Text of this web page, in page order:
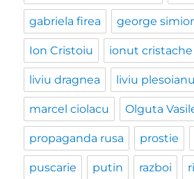
gabriela firea george
Ion Cristoiu ionut cristache
liviu dragnea liviu plesoianu
marcel ciolacu Olguta
propaganda rusa prostie
puscarie putin razboi